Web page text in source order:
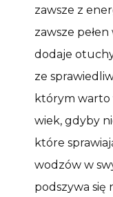
zawsze z
zawsze pełen
dodaje
ze
którym warto
wiek, gdyby
które
wodzów w
podszywa się